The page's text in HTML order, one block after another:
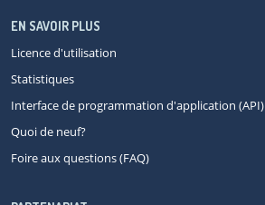
EN SAVOIR PLUS
Licence d'utilisation
Statistiques
Interface de programmation d'application (API)
Quoi de neuf?
Foire aux questions (FAQ)